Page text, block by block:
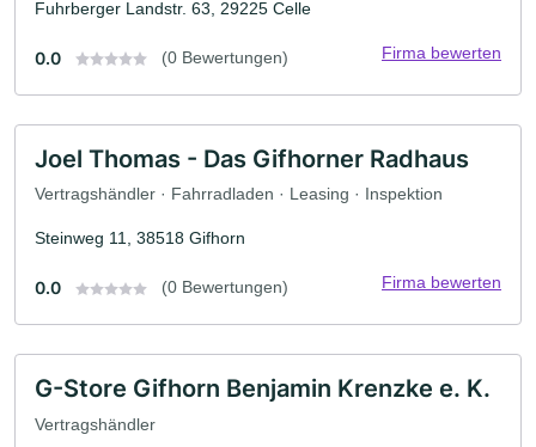
Fuhrberger Landstr. 63, 29225 Celle
0.0 (0 Bewertungen) Firma bewerten
Joel Thomas - Das Gifhorner Radhaus
Vertragshändler · Fahrradladen · Leasing · Inspektion
Steinweg 11, 38518 Gifhorn
0.0 (0 Bewertungen) Firma bewerten
G-Store Gifhorn Benjamin Krenzke e. K.
Vertragshändler